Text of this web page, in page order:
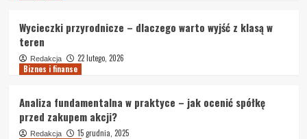
Wycieczki przyrodnicze – dlaczego warto wyjść z klasą w
teren
Redakcja
22 lutego, 2026
Biznes i finanse
Analiza fundamentalna w praktyce – jak ocenić spółkę
przed zakupem akcji?
Redakcja
15 grudnia, 2025